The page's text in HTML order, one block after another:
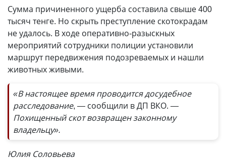
Сумма причиненного ущерба составила свыше 400
тысяч тенге. Но скрыть преступление скотокрадам
не удалось. В ходе оперативно-разыскных
мероприятий сотрудники полиции установили
маршрут передвижения подозреваемых и нашли
животных живыми.
«В настоящее время проводится досудебное
расследование, — сообщили в ДП ВКО. —
Похищенный скот возвращен законному
владельцу».
Юлия Соловьева